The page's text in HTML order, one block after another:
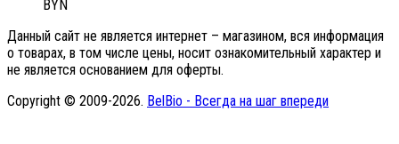
BYN
Данный сайт не является интернет – магазином, вся информация
о товарах, в том числе цены, носит ознакомительный характер и
не является основанием для оферты.
Copyright © 2009-2026. BelBio - Всегда на шаг впереди